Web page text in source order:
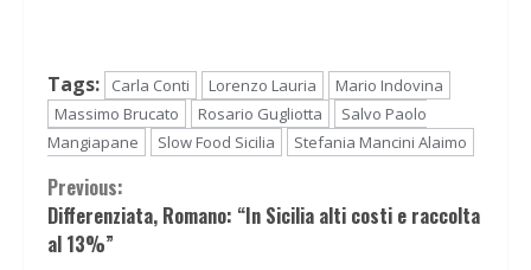
Tags: Carla Conti Lorenzo Lauria
Mario Indovina
Massimo Brucato
Rosario Gugliotta
Salvo Paolo
Mangiapane
Slow Food Sicilia Stefania Mancini Alaimo
Continue
Reading
Previous:
Differenziata, Romano: “In Sicilia alti costi e raccolta
al 13%”